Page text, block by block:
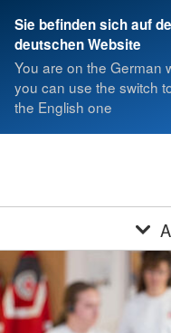
Sie befinden sich auf
deutschen Website
You are on the German
you can use the switch
the English one